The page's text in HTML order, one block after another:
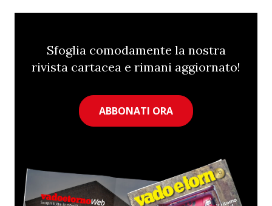
Sfoglia comodamente la nostra
rivista cartacea e rimani aggiornato!
ABBONATI ORA